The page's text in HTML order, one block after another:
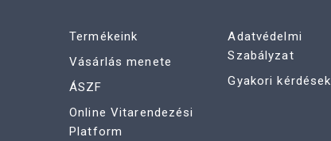
Termékeink
Vásárlás menete
ÁSZF
Online Vitarendezési
Platform
Adatvédelmi
Szabályzat
Gyakori kérdések